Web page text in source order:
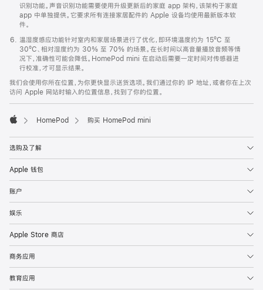
识别功能。声音识别功能需要使用升级更新后的家庭 app 架构，该架构于家庭
app 中单独提供。它要求所有连接家居配件的 Apple 设备均使用最新版本软
件。
温湿度感应功能针对室内和家居场景进行了优化，即环境温度约为 15ºC 至
30ºC、相对湿度约为 30% 至 70% 的场景。在长时间以高音量播放音频等情
况下，准确性可能会降低。HomePod mini 在启动后需要一定时间对传感器进
行校准，才可显示结果。
我们会使用你所在位置，为你更快显示送货选项。我们通过你的 IP 地址，或者你在上次
访问 Apple 网站时输入的位置信息，找到了你的位置。
HomePod 购买 HomePod mini
选购及了解
Apple 钱包
账户
娱乐
Apple Store 商店
商务应用
教育应用